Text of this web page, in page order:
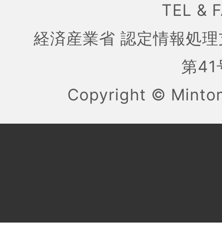
TEL &
経済産業省 認定情報処
第
Copyright ©